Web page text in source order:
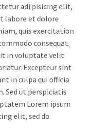
adi pisicing elit,
labore et dolore
quis exercitation
consequat.
in voluptate velit
Excepteur sint
in culpa qui officia
Sed ut perspiciatis
Lorem ipsum
elit, sed do